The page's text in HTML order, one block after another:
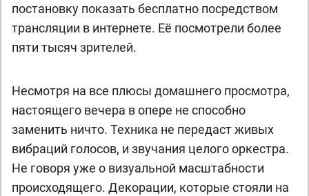
постановку показать бесплатно посредством
трансляции в интернете. Её посмотрели более
пяти тысяч зрителей.
Несмотря на все плюсы домашнего просмотра,
настоящего вечера в опере не способно
заменить ничто. Техника не передаст живых
вибраций голосов, и звучания целого оркестра.
Не говоря уже о визуальной масштабности
происходящего. Декорации, которые стояли на